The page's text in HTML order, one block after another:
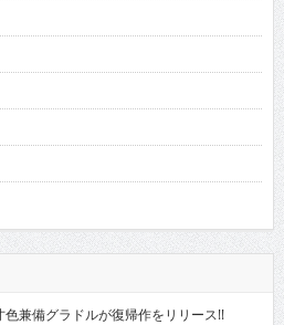
兼備グラドルが復帰作をリリース!!